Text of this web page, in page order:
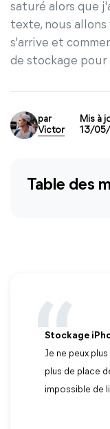
saturé alors que
texte, nous
s'arrive et
de stockage pour
par
Victor
Mis à
13/
Table des
Stockage
Je ne peux
plus de place
impossible de